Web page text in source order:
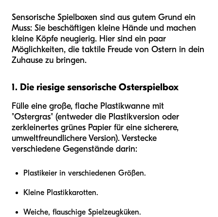
Sensorische Spielboxen sind aus gutem Grund ein
Muss: Sie beschäftigen kleine Hände und machen
kleine Köpfe neugierig. Hier sind ein paar
Möglichkeiten, die taktile Freude von Ostern in dein
Zuhause zu bringen.
1. Die riesige sensorische Osterspielbox
Fülle eine große, flache Plastikwanne mit
"Ostergras" (entweder die Plastikversion oder
zerkleinertes grünes Papier für eine sicherere,
umweltfreundlichere Version). Verstecke
verschiedene Gegenstände darin:
Plastikeier in verschiedenen Größen.
Kleine Plastikkarotten.
Weiche, flauschige Spielzeugküken.